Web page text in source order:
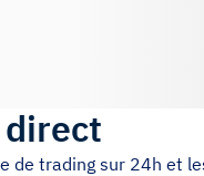
de trading sur 24h et